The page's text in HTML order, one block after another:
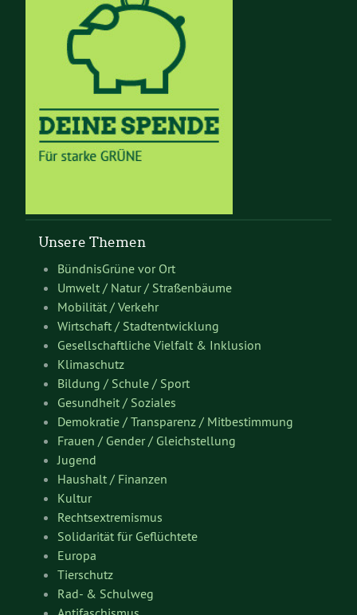
Unsere Themen
BündnisGrüne vor Ort
Umwelt / Natur / Straßenbäume
Mobilität / Verkehr
Wirtschaft / Stadtentwicklung
Gesellschaftliche Vielfalt & Inklusion
Klimaschutz
Bildung / Schule / Sport
Gesundheit / Soziales
Demokratie / Transparenz / Mitbestimmung
Frauen / Gender / Gleichstellung
Jugend
Haushalt / Finanzen
Kultur
Rechtsextremismus
Solidarität für Geflüchtete
Europa
Tierschutz
Rad- & Schulweg